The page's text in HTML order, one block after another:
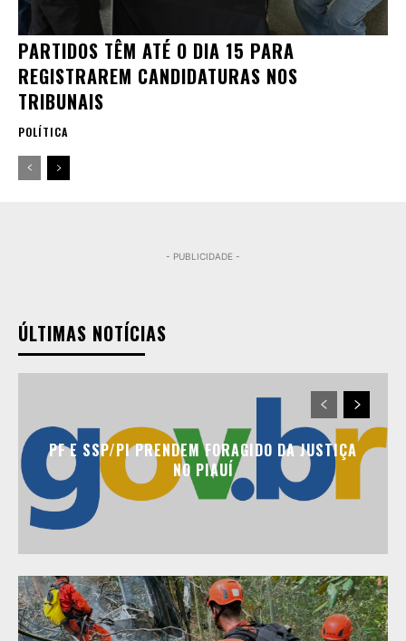
PARTIDOS TÊM ATÉ O DIA 15 PARA
REGISTRAREM CANDIDATURAS NOS
TRIBUNAIS
POLÍTICA
- PUBLICIDADE -
ÚLTIMAS NOTÍCIAS
PF E SSP/PI PRENDEM FORAGIDO DA JUSTIÇA
NO PIAUÍ